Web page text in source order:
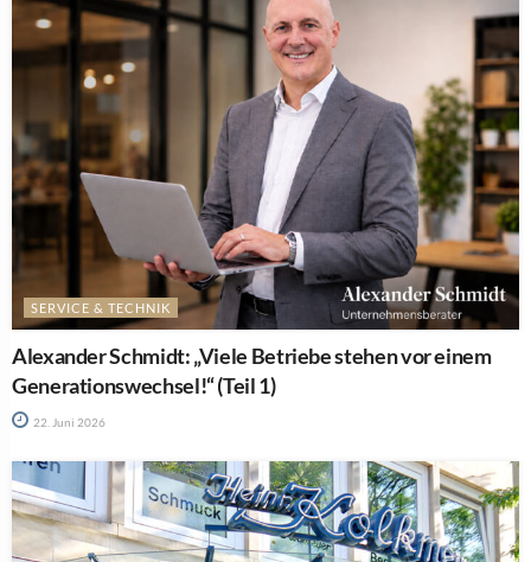
SERVICE & TECHNIK
Alexander Schmidt: „Viele Betriebe stehen vor einem
Generationswechsel!“ (Teil 1)
22. Juni 2026